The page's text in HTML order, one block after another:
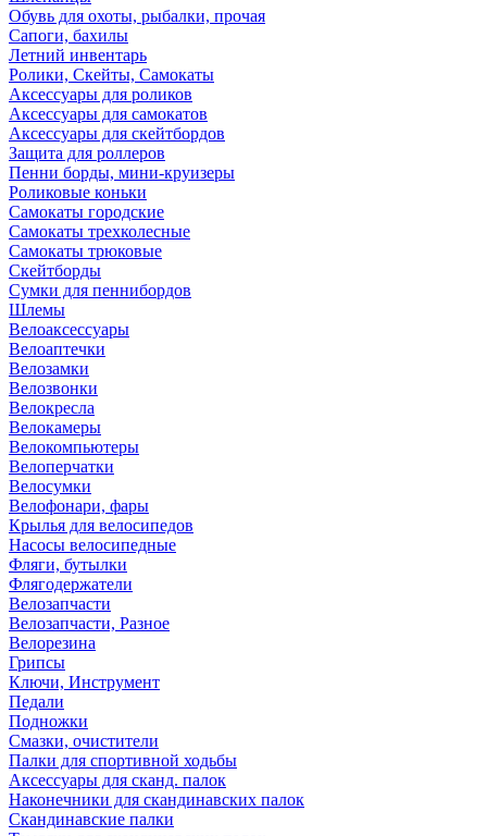
Обувь для охоты, рыбалки, прочая
Сапоги, бахилы
Летний инвентарь
Ролики, Скейты, Самокаты
Аксессуары для роликов
Аксессуары для самокатов
Аксессуары для скейтбордов
Защита для роллеров
Пенни борды, мини-круизеры
Роликовые коньки
Самокаты городские
Самокаты трехколесные
Самокаты трюковые
Скейтборды
Сумки для пеннибордов
Шлемы
Велоаксессуары
Велоаптечки
Велозамки
Велозвонки
Велокресла
Велокамеры
Велокомпьютеры
Велоперчатки
Велосумки
Велофонари, фары
Крылья для велосипедов
Насосы велосипедные
Фляги, бутылки
Флягодержатели
Велозапчасти
Велозапчасти, Разное
Велорезина
Грипсы
Ключи, Инструмент
Педали
Подножки
Смазки, очистители
Палки для спортивной ходьбы
Аксессуары для сканд. палок
Наконечники для скандинавских палок
Скандинавские палки